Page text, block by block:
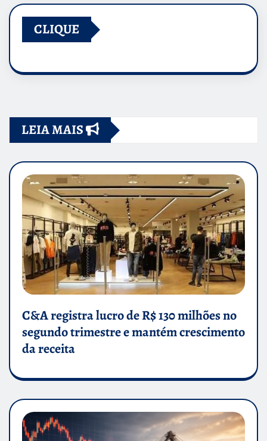
CLIQUE
LEIA MAIS
C&A registra lucro de R$ 130 milhões no
segundo trimestre e mantém crescimento
da receita